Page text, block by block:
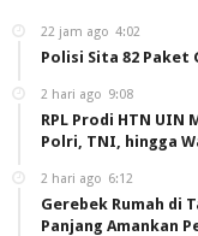
22 jam ago 4:02
Polisi Sita 82 Paket
2 hari ago 9:08
RPL Prodi HTN
Polri, TNI, hingga
2 hari ago 6:12
Gerebek Rumah di
Panjang Amankan